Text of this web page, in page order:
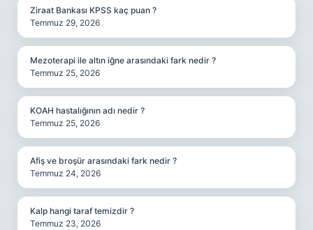
Ziraat Bankası KPSS kaç puan ?
Temmuz 29, 2026
Mezoterapi ile altın iğne arasındaki fark nedir ?
Temmuz 25, 2026
KOAH hastalığının adı nedir ?
Temmuz 25, 2026
Afiş ve broşür arasındaki fark nedir ?
Temmuz 24, 2026
Kalp hangi taraf temizdir ?
Temmuz 23, 2026